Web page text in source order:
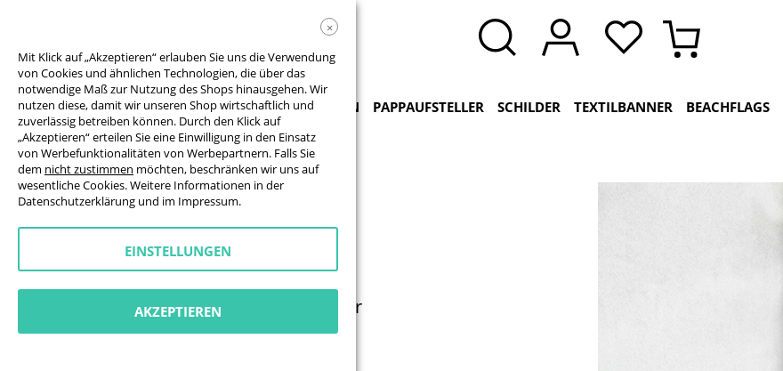
PRODUKTE & VORLAGEN BANNER FAHNEN PAPPAUFSTELLER SCHILDER TEXTILBANNER BEACHFLAGS
Klebefolien & Klebebuchstaben Klebebuchstaben
KLEBEBUCHSTABEN
Folienbeschriftung mit Wunschtext
Zahlreiche Farben, Folien & Schriften
Permanent klebend oder wiederablösbar
×
Mit Klick auf „Akzeptieren“ erlauben Sie uns die Verwendung
von Cookies und ähnlichen Technologien, die über das
notwendige Maß zur Nutzung des Shops hinausgehen. Wir
nutzen diese, damit wir unseren Shop wirtschaftlich und
zuverlässig betreiben können. Durch den Klick auf
„Akzeptieren“ erteilen Sie eine Einwilligung in den Einsatz
von Werbefunktionalitäten von Werbepartnern. Falls Sie
dem nicht zustimmen möchten, beschränken wir uns auf
wesentliche Cookies. Weitere Informationen in der
Datenschutzerklärung und im Impressum.
EINSTELLUNGEN
AKZEPTIEREN